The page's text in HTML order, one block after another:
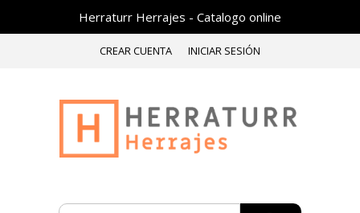
Herraturr Herrajes - Catalogo online
CREAR CUENTA INICIAR SESIÓN